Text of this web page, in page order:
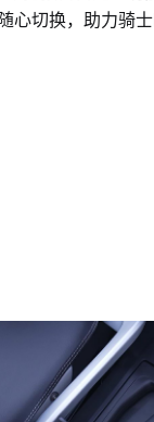
心切换，助力骑